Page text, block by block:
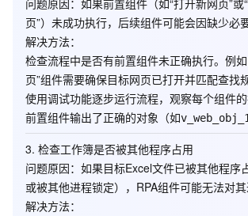
问题原因：如果前置组件（如“打开新网页”或
页”）未成功执行，后续组件可能会因缺少必
解决方法：
检查流程中是否有前置组件未正确执行。例
页”组件需要确保目标网页已打开并匹配查找规
使用调试功能逐步运行流程，观察每个组件
前置组件输出了正确的对象（如v_web_obj_1
3. 检查工作簿是否被其他程序占用
问题原因：如果目标Excel文件已被其他程序
或被其他进程锁定），RPA组件可能无法对其
解决方法：